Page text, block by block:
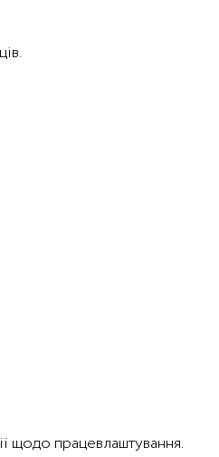
щодо працевлаштування.